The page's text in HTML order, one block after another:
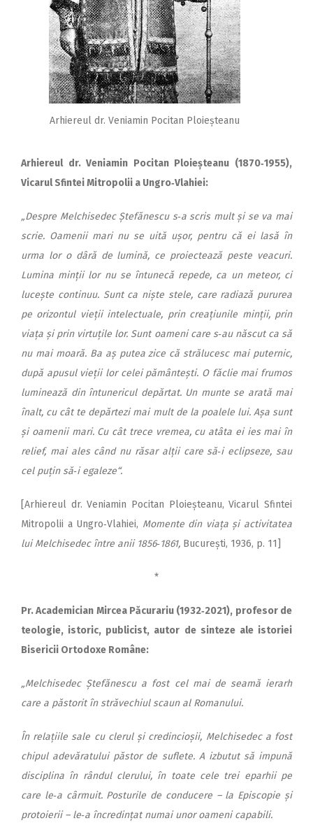
Arhiereul dr. Veniamin Pocitan Ploieșteanu
Arhiereul dr. Veniamin Pocitan Ploieșteanu (1870‑1955),
Vicarul Sfintei Mitropolii a Ungro‑Vlahiei:
„Despre Melchisedec Ștefă­nes­cu s‑a scris mult și se va mai
scrie. Oamenii mari nu se uită ușor, pentru că ei lasă în
urma lor o dâră de lumină, ce proiectează peste veacuri.
Lumina minții lor nu se întunecă repede, ca un meteor, ci
lucește continuu. Sunt ca niște stele, care radiază pururea
pe orizontul vieții intelectuale, prin creațiunile minții, prin
viața și prin virtuțile lor. Sunt oameni care s‑au născut ca să
nu mai moară. Ba aș putea zice că strălucesc mai puternic,
după apusul vieții lor celei pământești. O făclie mai frumos
luminează din întunericul depărtat. Un munte se arată mai
înalt, cu cât te depărtezi mai mult de la poalele lui. Așa sunt
și oamenii mari. Cu cât trece vremea, cu atâta ei ies mai în
relief, mai ales când nu răsar alții care să‑i eclipseze, sau
cel puțin să‑i egaleze“.
[Arhiereul dr. Veniamin Pocitan Ploieșteanu, Vicarul Sfintei
Mitropolii a Ungro‑Vlahiei, Momente din viața și activitatea
lui Melchisedec între anii 1856‑1861, București, 1936, p. 11]
*
Pr. Academician Mircea Păcurariu (1932‑2021), profesor de
teologie, istoric, publicist, autor de sinteze ale istoriei
Bisericii Ortodoxe Române:
„Melchisedec Ștefănescu a fost cel mai de seamă ierarh
care a păstorit în străvechiul scaun al Romanului.
În relațiile sale cu clerul și credincioșii, Melchisedec a fost
chipul adevăratului păstor de suflete. A izbutut să impună
disciplina în rândul clerului, în toate cele trei eparhii pe
care le‑a cârmuit. Posturile de conducere – la Episcopie și
protoierii – le‑a încredințat numai unor oameni capabili.